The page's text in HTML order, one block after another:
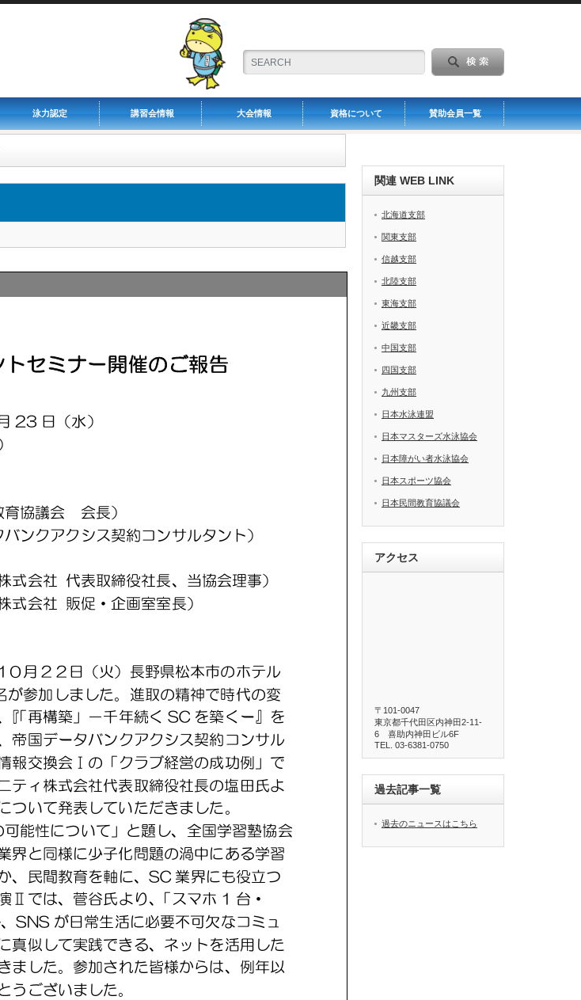
泳力認定 講習会情報 大会情報 資格について 賛助会員一覧
関連 WEB LINK
北海道支部
関東支部
信越支部
北陸支部
東海支部
近畿支部
中国支部
四国支部
九州支部
日本水泳連盟
日本マスターズ水泳協会
日本障がい者水泳協会
日本スポーツ協会
日本民間教育協議会
アクセス
〒101-0047
東京都千代田区内神田2-11-
6 喜助内神田ビル6F
TEL. 03-6381-0750
過去記事一覧
過去のニュースはこちら